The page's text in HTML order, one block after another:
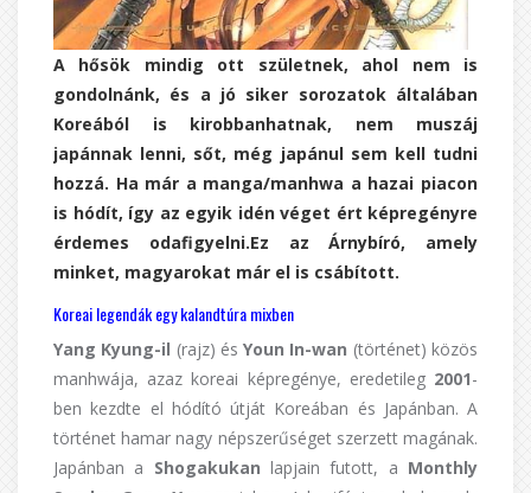
A hősök mindig ott születnek, ahol nem is
gondolnánk, és a jó siker sorozatok általában
Koreából is kirobbanhatnak, nem muszáj
japánnak lenni, sőt, még japánul sem kell tudni
hozzá. Ha már a manga/manhwa a hazai piacon
is hódít, így az egyik idén véget ért képregényre
érdemes odafigyelni.Ez az Árnybíró, amely
minket, magyarokat már el is csábított.
Koreai legendák egy kalandtúra mixben
Yang Kyung-il (rajz) ésYoun In-wan (történet) közös
manhwája, azaz koreai képregénye, eredetileg 2001-
ben kezdte el hódító útját Koreában és Japánban. A
történet hamar nagy népszerűséget szerzett magának.
Japánban a Shogakukanlapjain futott, a Monthly